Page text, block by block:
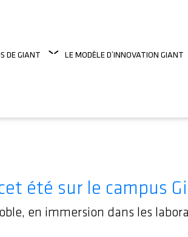
DE GIANT LE MODÈLE D’INNOVATION GIANT
été sur le campus
en immersion dans les